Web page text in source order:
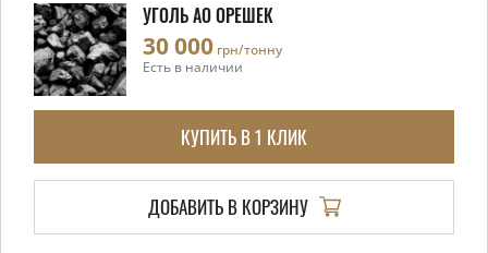
УГОЛЬ АО ОРЕШЕК
30 000 грн/тонну
Есть в наличии
КУПИТЬ В 1 КЛИК
ДОБАВИТЬ В КОРЗИНУ